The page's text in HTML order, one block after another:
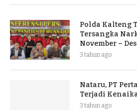
Polda Kalteng
Tersangka
November –
3 tahun ago
Nataru, PT
Terjadi
3 tahun ago